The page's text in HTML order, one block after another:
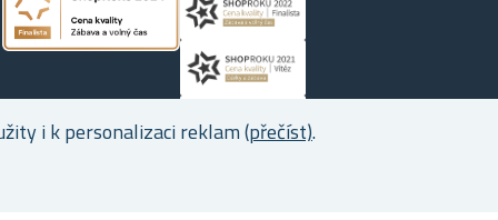
i k personalizaci reklam(přečíst).